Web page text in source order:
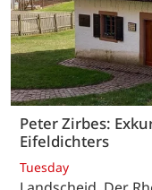
Peter Zirbes:
Eifeldichters
Tuesday